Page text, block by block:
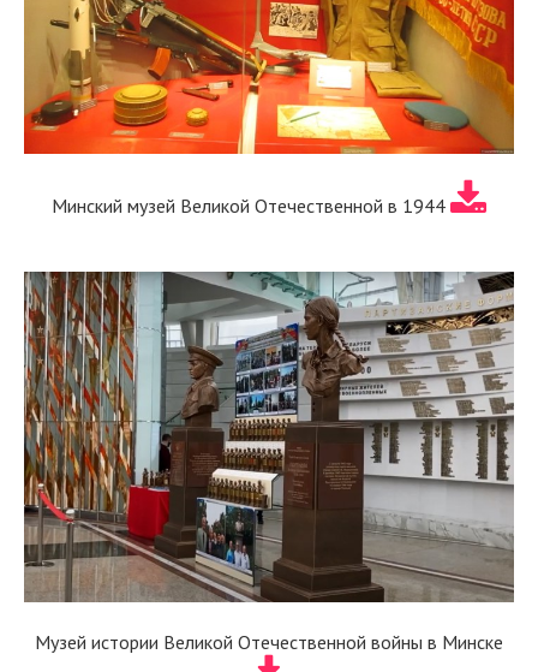
Минский музей Великой Отечественной в 1944
Музей истории Великой Отечественной войны в Минске